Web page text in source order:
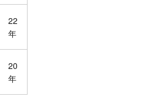
22
年
20
年